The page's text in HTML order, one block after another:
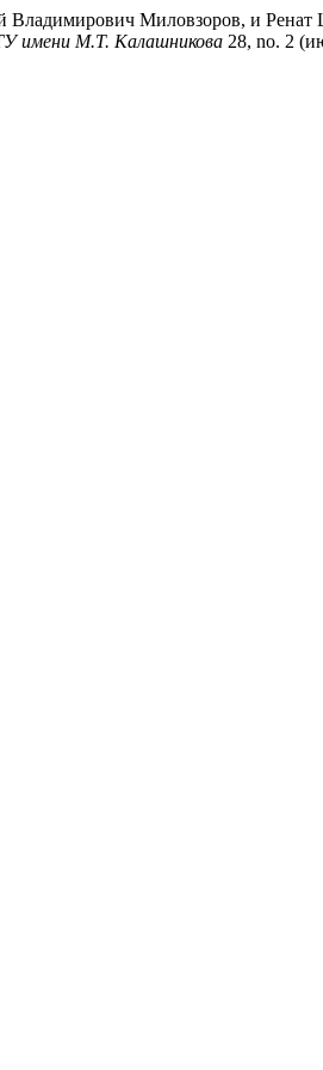
Владимирович Миловзоров, и
имени М.Т. Калашникова 28, no. 2